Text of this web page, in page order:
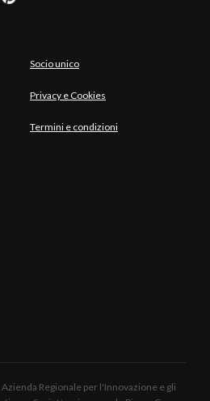
Socio unico
Privacy e Cookies
Termini e condizioni
Regionale per l'Innovazione e gli